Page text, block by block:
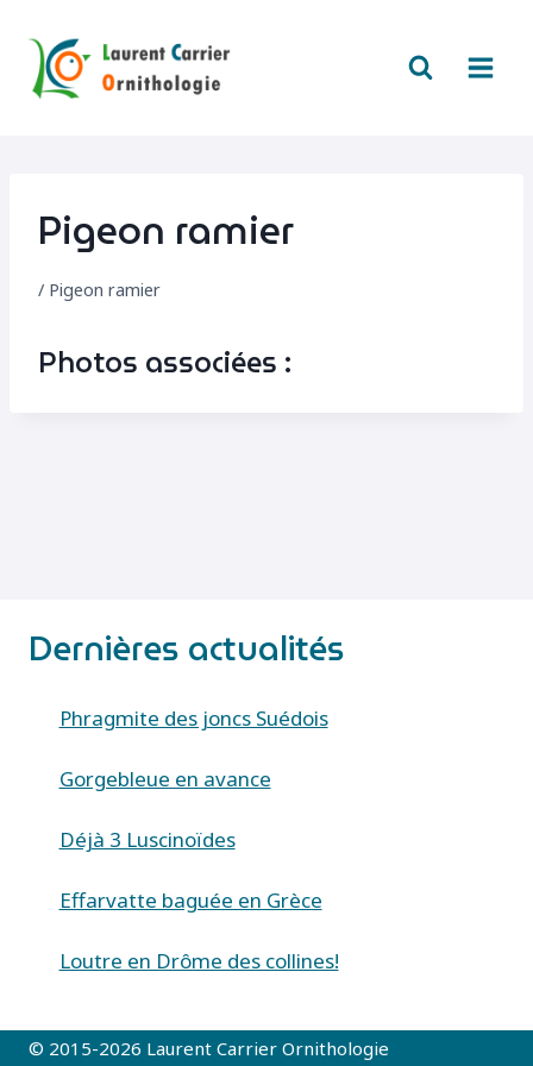
contenu
Pigeon ramier
/ Pigeon ramier
Photos associées :
Dernières actualités
Phragmite des joncs Suédois
Gorgebleue en avance
Déjà 3 Luscinoïdes
Effarvatte baguée en Grèce
Loutre en Drôme des collines!
© 2015-2026 Laurent Carrier Ornithologie